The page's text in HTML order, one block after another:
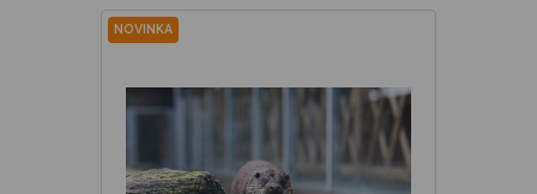
NOVINKA